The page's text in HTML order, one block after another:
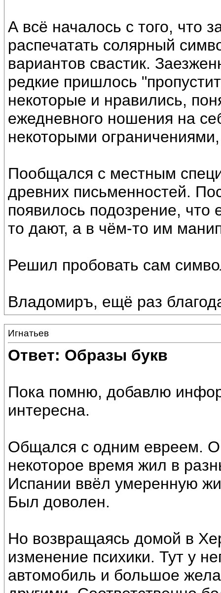
А всё началось с того, что
распечатать солярный
вариантов свастик.
редкие пришлось
некоторые и нравились,
ежедневного ношения на
некоторыми
Пообщался с местным
древних письменностей.
появилось подозрение, что
то дают, а в чём-то им
Решил пробовать сам
Владомиръ, ещё раз
Игнатьев
Ответ: Образы букв
Пока помню, добавлю
интересна.
Общался с одним евреем.
некоторое время жил в
Испании ввёл умеренную
Был доволен.
Но возвращаясь домой в
изменение психики. Тут у
автомобиль и большое